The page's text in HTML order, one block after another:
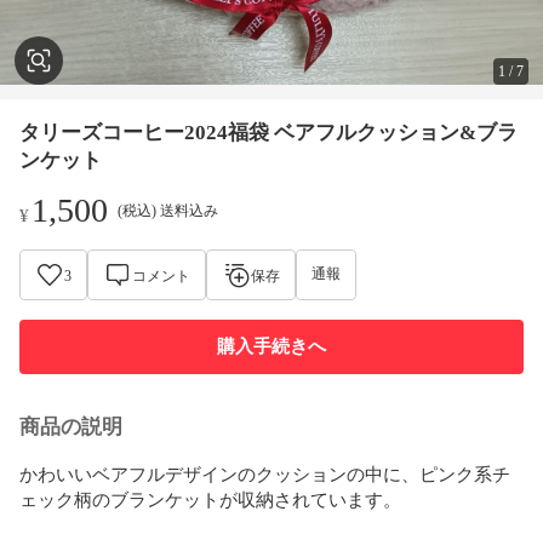
1 /7
タリーズコーヒー2024福袋 ベアフルクッション&ブラ
ンケット
¥ 1,500 (税込) 送料込み
3 コメント 保存 通報
購入手続きへ
商品の説明
かわいいベアフルデザインのクッションの中に、ピンク系チ
ェック柄のブランケットが収納されています。